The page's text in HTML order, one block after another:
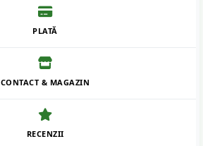
PLATĂ
CONTACT & MAGAZIN
RECENZII